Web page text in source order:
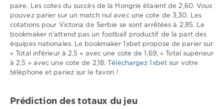
paire. Les cotes du succès de la Hongrie étaient de 2,60. Vous
pouvez parier sur un match nul avec une cote de 3,30. Les
cotations pour Victoria de Serbie se sont arrêtées à 2,85. Le
bookmaker n'attend pas un football productif de la part des
équipes nationales. Le bookmaker 1xbet propose de parier sur
« Total inférieur à 2,5 » avec une cote de 1,69, « Total supérieur
à 2,5 » avec une cote de 2,18.
Téléchargez 1xbetsur votre
téléphone et pariez sur le favori !
Prédiction des totaux du jeu